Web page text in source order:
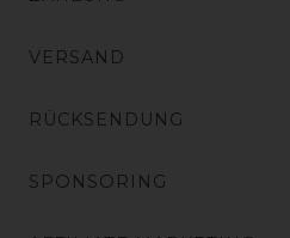
VERSAND
RÜCKSENDUNG
SPONSORING